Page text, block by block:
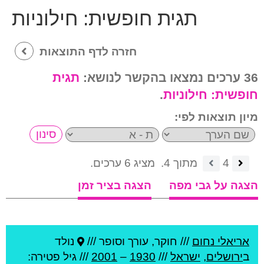
תגית חופשית: חילוניות
חזרה לדף התוצאות
36 ערכים נמצאו בהקשר לנושא:
תגית
חופשית: חילוניות.
מיון תוצאות לפי:
4 מתוך 4.
מציג 6 ערכים.
הצגה על גבי מפה
הצגה בציר זמן
אריאלי נחום /// חוקר, עורך וסופר ///
נולד
בירושלים, ישראל///
1930
–
2001 /// גיל פטירה: